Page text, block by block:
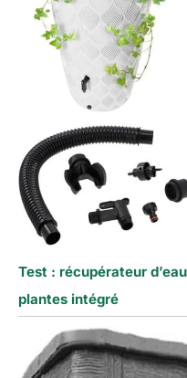
Test : récupérateur
plantes intégré